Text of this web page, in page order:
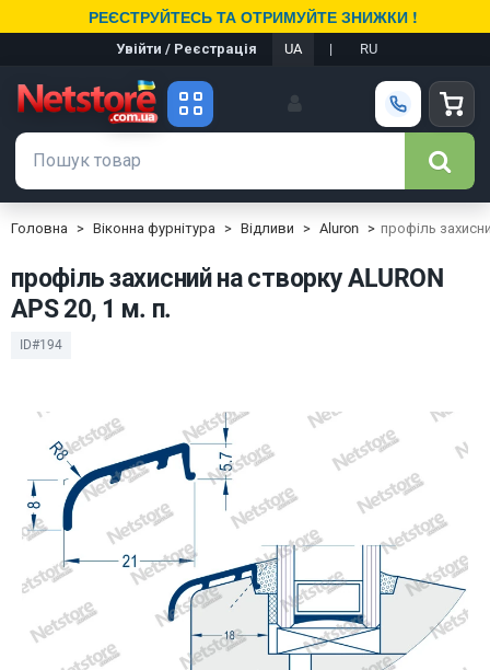
РЕЄСТРУЙТЕСЬ ТА ОТРИМУЙТЕ ЗНИЖКИ !
Увійти / Реєстрація UA | RU
Головна Віконна фурнітура Відливи Aluron профіль
профіль захисний на створку ALURON
APS 20, 1 м. п.
ID#194